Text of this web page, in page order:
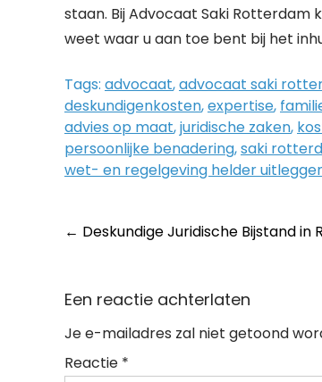
staan. Bij Advocaat Saki
weet waar u aan toe bent bij het
Tags: advocaat,advocaat saki
deskundigenkosten,expertise,
advies op maat,juridische zaken,
persoonlijke benadering,saki
wet- en regelgeving helder
Post
← Deskundige Juridische Bijstand
Een reactie achterlaten
Je e-mailadres zal niet getoond
Reactie *